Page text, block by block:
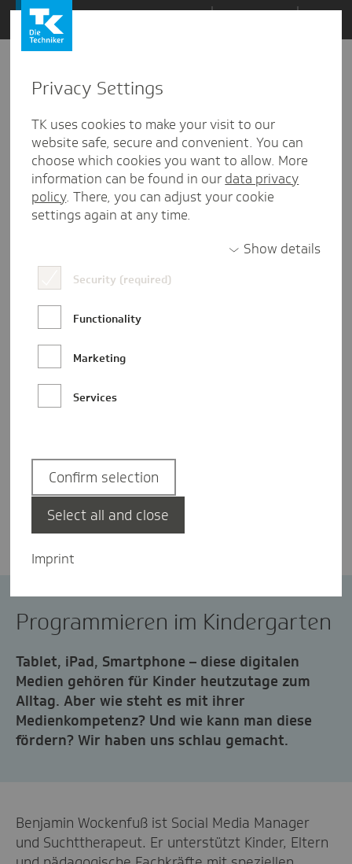
Zum
Inhalt
springen
den
Kommentaren
Yvonne Wagner
Programmieren im Kindergarten
Tablet, iPad, Smartphone – diese digitalen
Medien gehören für Kinder heutzutage zum
Alltag. Aber wie steht es mit ihrer
Medienkompetenz? Und wie kann man diese
fördern? Wir haben uns schlau gemacht.
Benjamin Wockenfuß ist Social Media Manager
und Suchttherapeut. Er unterstützt Kinder, Eltern
Privacy Settings
TK uses cookies to make your visit to our
website safe, secure and convenient. You can
choose which cookies you want to allow. More
information can be found in our data privacy
policy. There, you can adjust your cookie
settings again at any time.
Show details
Security (required)
Functionality
Marketing
Services
Imprint
Confirm selection
Select all and close